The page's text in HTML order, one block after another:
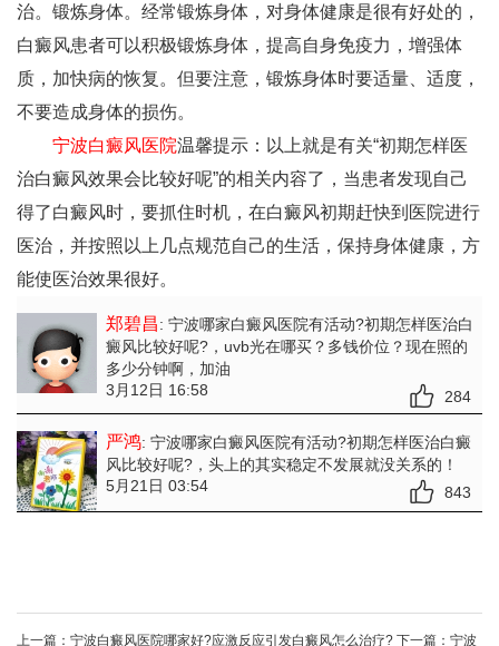
治。锻炼身体。经常锻炼身体，对身体健康是很有好处的，
白癜风患者可以积极锻炼身体，提高自身免疫力，增强体
质，加快病的恢复。但要注意，锻炼身体时要适量、适度，
不要造成身体的损伤。
宁波白癜风医院温馨提示：以上就是有关“初期怎样医
治白癜风效果会比较好呢”的相关内容了，当患者发现自己
得了白癜风时，要抓住时机，在白癜风初期赶快到医院进行
医治，并按照以上几点规范自己的生活，保持身体健康，方
能使医治效果很好。
郑碧昌: 宁波哪家白癜风医院有活动?初期怎样医治白
癜风比较好呢?，uvb光在哪买？多钱价位？现在照的
多少分钟啊，加油
3月12日 16:58
284
严鸿: 宁波哪家白癜风医院有活动?初期怎样医治白癜
风比较好呢?，头上的其实稳定不发展就没关系的！
5月21日 03:54
843
上一篇： 宁波白癜风医院哪家好?应激反应引发白癜风怎么治疗? 下一篇： 宁波